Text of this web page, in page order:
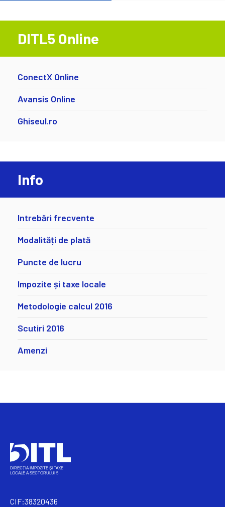
DITL5 Online
ConectX Online
Avansis Online
Ghiseul.ro
Info
Intrebări frecvente
Modalități de plată
Puncte de lucru
Impozite și taxe locale
Metodologie calcul 2016
Scutiri 2016
Amenzi
CIF:38320436